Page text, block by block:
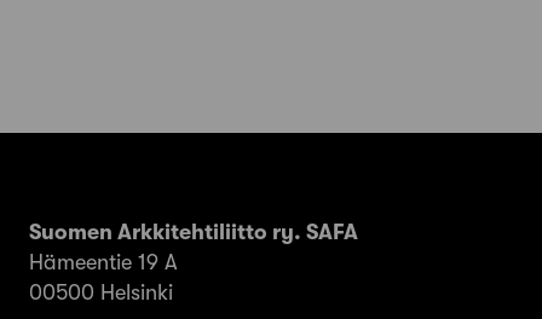
Suomen Arkkitehtiliitto ry. SAFA
Hämeentie 19 A
00500 Helsinki